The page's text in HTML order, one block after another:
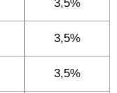
3,5%
3,5%
3,5%